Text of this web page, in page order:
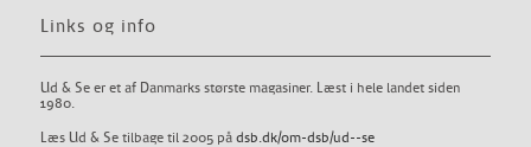
Links og info
Ud & Se er et af Danmarks største magasiner. Læst i hele landet siden
1980.
Læs Ud & Se tilbage til 2005 på dsb.dk/om-dsb/ud--se